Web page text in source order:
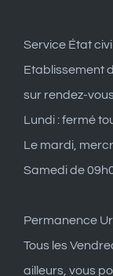
Service État
Etablissement
sur rendez-
Lundi : fermé
Le mardi,
Samedi de
Permanence
Tous les
ailleurs, vous